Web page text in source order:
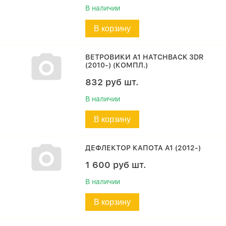
В наличии
В корзину
ВЕТРОВИКИ A1 HATCHBACK 3DR
(2010-) (КОМПЛ.)
832 руб шт.
В наличии
В корзину
ДЕФЛЕКТОР КАПОТА A1 (2012-)
1 600 руб шт.
В наличии
В корзину